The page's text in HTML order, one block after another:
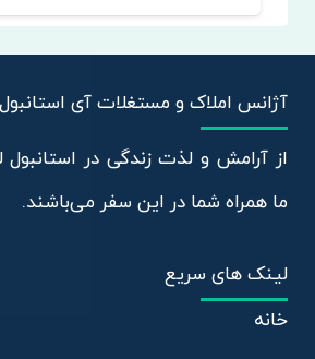
آژانس املاک و مستغلات آی استانبول
از آرامش و لذت زندگی در استانبول
ما همراه شما در این سفر می‌باشند.
لینک های سریع
خانه